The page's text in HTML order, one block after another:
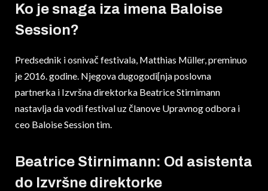
Ko je snaga iza imena Baloise
Session?
Predsednik i osnivač festivala, Matthias Müller, preminuo
je 2016. godine. Njegova dugogodi[nja poslovna
partnerka i Izvršna direktorka Beatrice Stirnimann
nastavlja da vodi festival uz članove Upravnog odbora i
ceo Baloise Session tim.
Beatrice Stirnimann: Od asistenta
do Izvršne direktorke